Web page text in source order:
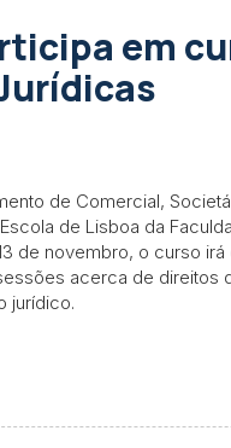
em
de Comercial,
de Lisboa da
de novembro, o curso
acerca de direitos
jurídico.